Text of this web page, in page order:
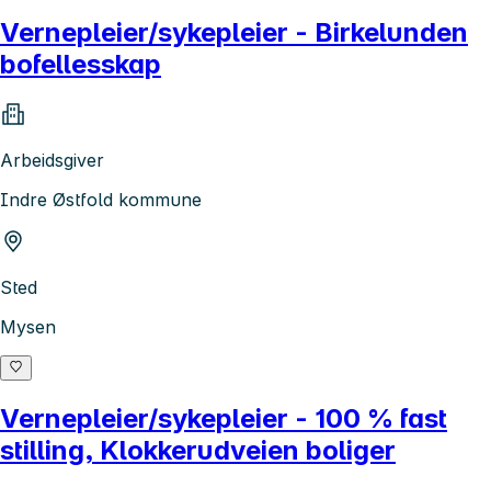
Vernepleier/sykepleier - Birkelunden
bofellesskap
Arbeidsgiver
Indre Østfold kommune
Sted
Mysen
Vernepleier/sykepleier - 100 % fast
stilling, Klokkerudveien boliger